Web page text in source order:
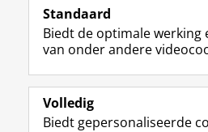
a
e
b
o
p
Studiekiezers
Alumni
Over ons
Standaard
Biedt de optimale werking
van onder andere
Volledig
Biedt gepersonaliseerde